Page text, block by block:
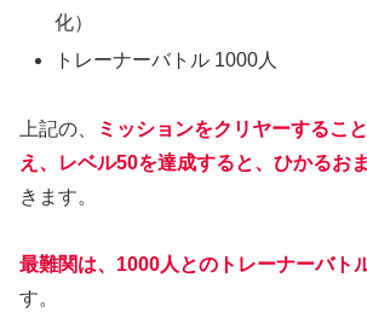
化）
トレーナーバトル 1000人
上記の、
ミッションをクリヤーするこ
え、レベル50を達成すると、ひかるお
きます。
最難関は、1000人とのトレーナーバト
す。